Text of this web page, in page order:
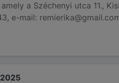
a Széchenyi utca 11.,
e-mail:
2025